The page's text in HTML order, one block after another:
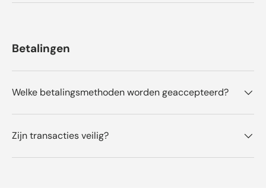
Betalingen
Welke betalingsmethoden worden geaccepteerd?
Zijn transacties veilig?